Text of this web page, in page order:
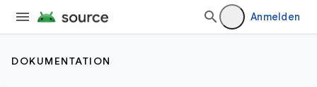
Anmelden
DOKUMENTATION